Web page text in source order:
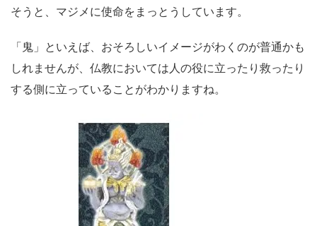
そうと、マジメに使命をまっとうしています。
「鬼」といえば、おそろしいイメージがわくのが普通かも
しれませんが、仏教においては人の役に立ったり救ったり
する側に立っていることがわかりますね。